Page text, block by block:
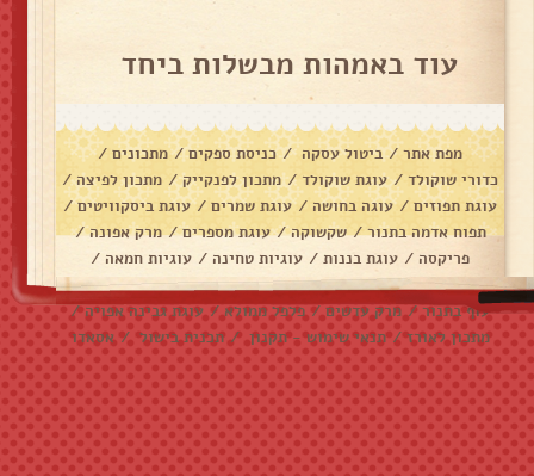
עוד באמהות מבשלות ביחד
מפת אתר/ ביטול עסקה/ כניסת ספקים/ מתכונים /
כדורי שוקולד / עוגת שוקולד / מתכון לפנקייק / מתכון לפיצה/
עוגת תפוזים / עוגה בחושה / עוגת שמרים / עוגת ביסקוויטים/
תפוח אדמה בתנור/ שקשוקה/ עוגת מספרים/ מרק אפונה/
פריקסה / עוגת בננות / עוגיות טחינה / עוגיות חמאה /
עוגיות שוקולד צ׳יפס/ אלפחורס/ בראוניז/ דג מרוקאי/
עוף בתנור / מרק עדשים / פלפל ממולא / עוגת גבינה אפויה /
מתכון לאורז / תנאי שימוש - תקנון / תכנית בישול / אסאדו